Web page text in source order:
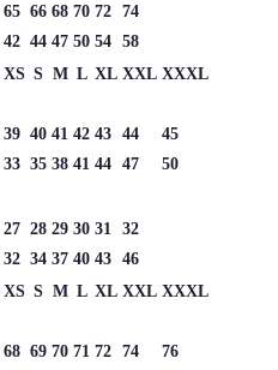
65 66 68 70 72 74
42 44 47 50 54 58
XS S M L XL XXL XXXL
39 40 41 42 43 44
45
33 35 38 41 44 47
50
27 28 29 30 31
32
32 34 37 40 43 46
XS S M L XL XXL XXXL
68 69 70 71 72 74
76